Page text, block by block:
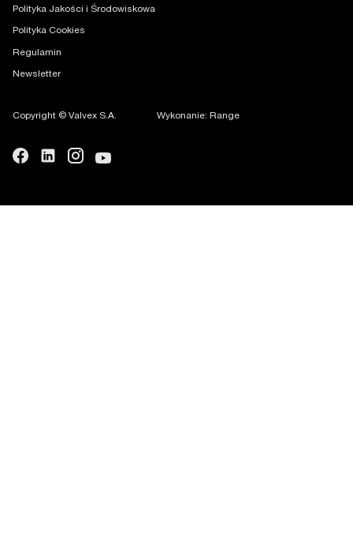
Polityka Jakości i Środowiskowa
Polityka Cookies
Regulamin
Newsletter
Copyright © Valvex S.A. Wykonanie: Range